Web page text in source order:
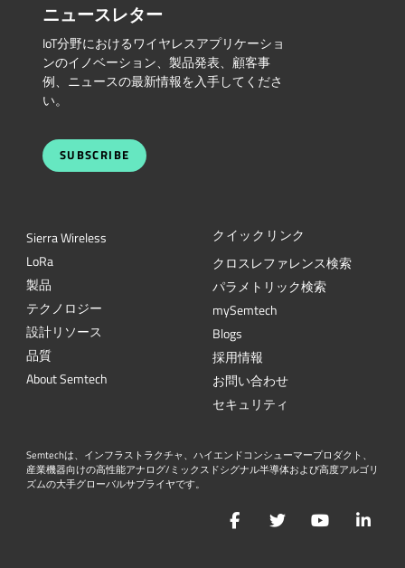
ニュースレター
IoT分野におけるワイヤレスアプリケーショ
ンのイノベーション、製品発表、顧客事
例、ニュースの最新情報を入手してくださ
い。
SUBSCRIBE
Sierra Wireless
LoRa
製品
テクノロジー
設計リソース
品質
About Semtech
クイックリンク
クロスレファレンス検索
パラメトリック検索
mySemtech
Blogs
採用情報
お問い合わせ
セキュリティ
Semtechは、インフラストラクチャ、ハイエンドコンシューマープロダクト、
産業機器向けの高性能アナログ/ミックスドシグナル半導体および高度アルゴリ
ズムの大手グローバルサプライヤです。
FacebookTwitterYouTube